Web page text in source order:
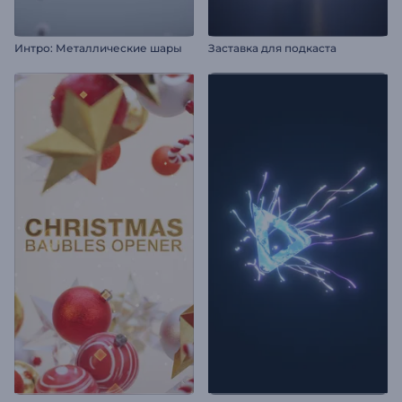
Интро: Металлические шары Заставка для подкаста